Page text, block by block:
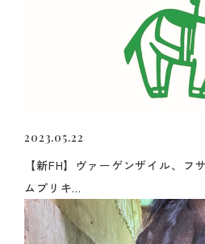
2023.05.22
【新FH】ヴァーゲンザイル、フ
ムプリキ...